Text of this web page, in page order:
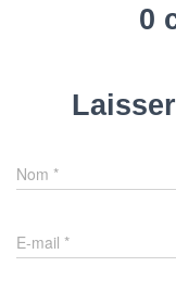
0
Nom *
E-mail *